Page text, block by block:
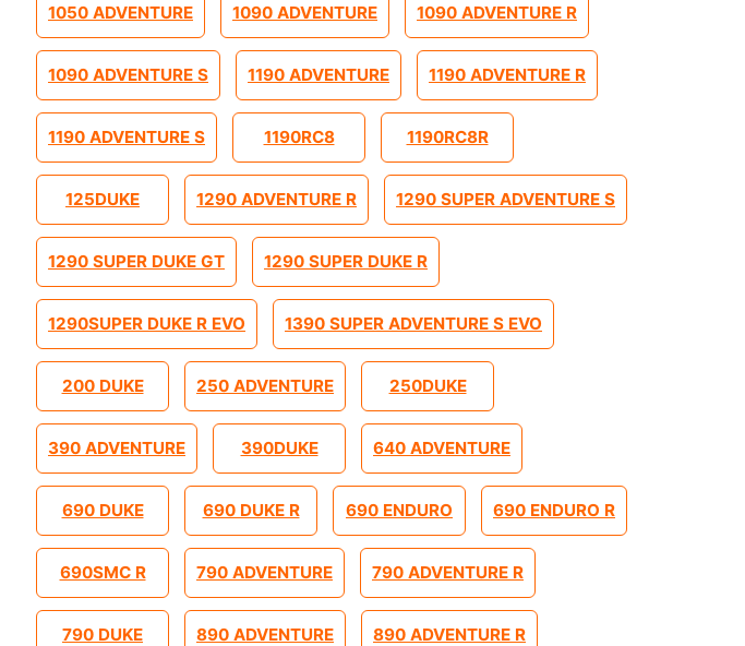
1050 ADVENTURE 1090 ADVENTURE 1090 ADVENTURE R
1090 ADVENTURE S 1190 ADVENTURE 1190 ADVENTURE R
1190 ADVENTURE S 1190RC8 1190RC8R
125DUKE 1290 ADVENTURE R 1290 SUPER ADVENTURE S
1290 SUPER DUKE GT 1290 SUPER DUKE R
1290SUPER DUKE R EVO 1390 SUPER ADVENTURE S EVO
200 DUKE 250 ADVENTURE 250DUKE
390 ADVENTURE 390DUKE 640 ADVENTURE
690 DUKE 690 DUKE R 690 ENDURO 690 ENDURO R
690SMC R 790 ADVENTURE 790 ADVENTURE R
790 DUKE 890 ADVENTURE 890 ADVENTURE R